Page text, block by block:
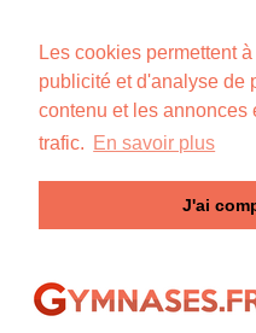
Les cookies permettent
publicité et d'analyse de
contenu et les annonces
trafic. En savoir plus
J'ai